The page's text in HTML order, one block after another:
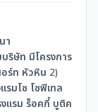
า
ริษัท มีโครงการ
ร์ท หัวหิน 2)
รมโซ โซฟิเทล
แรม ร็อคกี้ บูติค